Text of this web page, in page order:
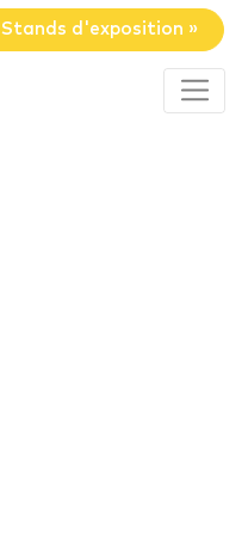
Stands d'exposition »